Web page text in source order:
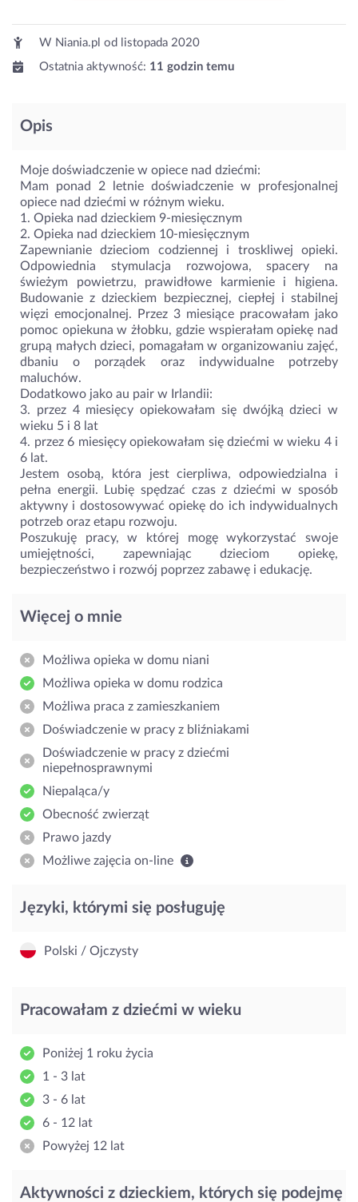
W Niania.pl od
listopada 2020
Ostatnia aktywność: 11 godzin temu
Opis
Moje doświadczenie w opiece nad dziećmi:
Mam ponad 2 letnie doświadczenie w profesjonalnej
opiece nad dziećmi w różnym wieku.
1. Opieka nad dzieckiem 9-miesięcznym
2. Opieka nad dzieckiem 10-miesięcznym
Zapewnianie dzieciom codziennej i troskliwej opieki.
Odpowiednia stymulacja rozwojowa, spacery na
świeżym powietrzu, prawidłowe karmienie i higiena.
Budowanie z dzieckiem bezpiecznej, ciepłej i stabilnej
więzi emocjonalnej. Przez 3 miesiące pracowałam jako
pomoc opiekuna w żłobku, gdzie wspierałam opiekę nad
grupą małych dzieci, pomagałam w organizowaniu zajęć,
dbaniu o porządek oraz indywidualne potrzeby
maluchów.
Dodatkowo jako au pair w Irlandii:
3. przez 4 miesięcy opiekowałam się dwójką dzieci w
wieku 5 i 8 lat
4. przez 6 miesięcy opiekowałam się dziećmi w wieku 4 i
6 lat.
Jestem osobą, która jest cierpliwa, odpowiedzialna i
pełna energii. Lubię spędzać czas z dziećmi w sposób
aktywny i dostosowywać opiekę do ich indywidualnych
potrzeb oraz etapu rozwoju.
Poszukuję pracy, w której mogę wykorzystać swoje
umiejętności, zapewniając dzieciom opiekę,
bezpieczeństwo i rozwój poprzez zabawę i edukację.
Więcej o mnie
Możliwa opieka w domu niani
Możliwa opieka w domu rodzica
Możliwa praca z zamieszkaniem
Doświadczenie w pracy z bliźniakami
Doświadczenie w pracy z dziećmi
niepełnosprawnymi
Niepaląca/y
Obecność zwierząt
Prawo jazdy
Możliwe zajęcia on-line
Języki, którymi się posługuję
Polski / Ojczysty
Pracowałam z dziećmi w wieku
Poniżej 1 roku życia
1 - 3 lat
3 - 6 lat
6 - 12 lat
Powyżej 12 lat
Aktywności z dzieckiem, których się podejmę